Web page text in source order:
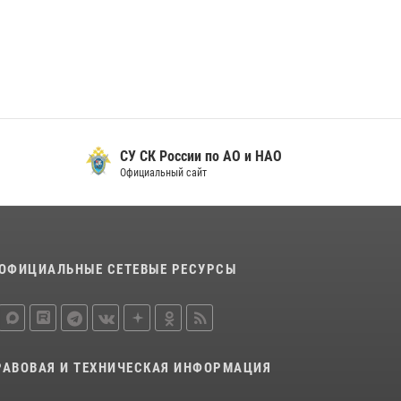
СУ СК России по АО и НАО
Официальный сайт
СЕТЕВЫЕ РЕСУРСЫ
И ТЕХНИЧЕСКАЯ ИНФОРМАЦИЯ